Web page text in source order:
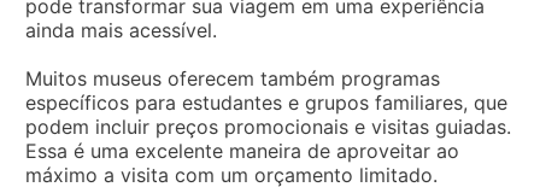
pode transformar sua viagem em uma experiência
ainda mais acessível.
Muitos museus oferecem também programas
específicos para estudantes e grupos familiares, que
podem incluir preços promocionais e visitas guiadas.
Essa é uma excelente maneira de aproveitar ao
máximo a visita com um orçamento limitado.